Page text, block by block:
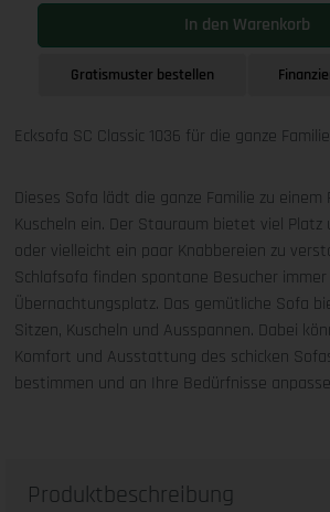
In den Warenkorb
Gratismuster bestellen
Ecksofa SC Classic 1036 für die ganze
Dieses Sofa lädt die ganze Familie zu einem
Kuscheln ein. Der Stauraum bietet viel Platz
oder vielleicht ein paar Knabbereien zu
Schlafsofa finden spontane Besucher
Übernachtungsplatz. Das gemütliche Sofa
Sitzen, Kuscheln und Ausspannen. Dabei
Komfort und Ausstattung des schicken
bestimmen und an Ihre Bedürfnisse
Produktbeschreibung